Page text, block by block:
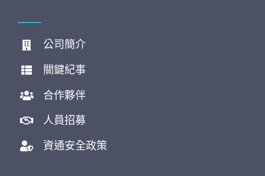
公司簡介
關鍵紀事
合作夥伴
人員招募
資通安全政策